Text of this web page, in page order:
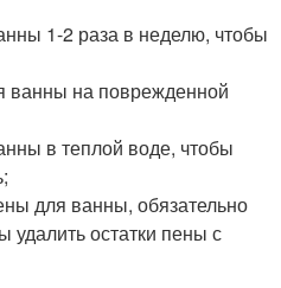
1-2 раза в неделю, чтобы
ванны на поврежденной
в теплой воде, чтобы
для ванны, обязательно
удалить остатки пены с